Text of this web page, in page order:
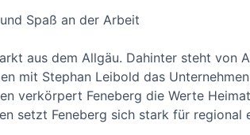
Spaß an der Arbeit
aus dem Allgäu. Dahinter steht von
mit Stephan Leibold das
verkörpert Feneberg die Werte
setzt Feneberg sich stark für regional